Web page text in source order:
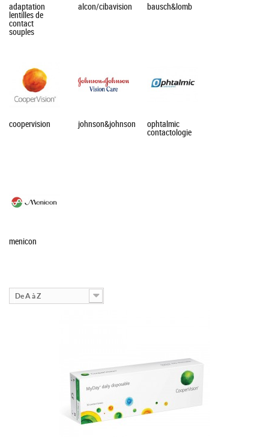
adaptation
lentilles de
contact
souples
contact en
magasin.
Cet examen est
composé de...
alcon/cibavision bausch&lomb
coopervision johnson&johnson ophtalmic
contactologie
menicon
De A à Z